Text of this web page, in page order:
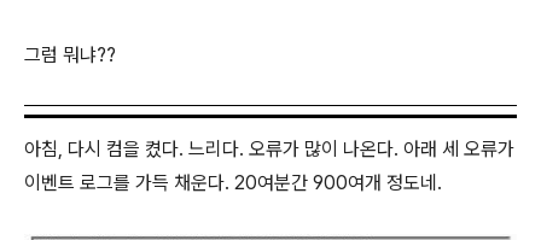
그럼 뭐냐??
아침, 다시 컴을 켰다. 느리다. 오류가 많이 나온다. 아래 세 오류가
이벤트 로그를 가득 채운다. 20여분간 900여개 정도네.